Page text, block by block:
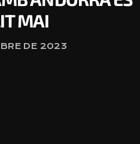
MAI
DE 2023